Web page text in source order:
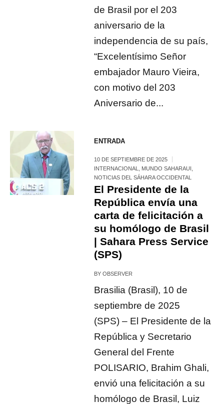
de Brasil por el 203
aniversario de la
independencia de su país,
“Excelentísimo Señor
embajador Mauro Vieira,
con motivo del 203
Aniversario de...
ENTRADA
10 DE SEPTIEMBRE DE 2025
INTERNACIONAL
MUNDO SAHARAUI
NOTICIAS DEL SÁHARA OCCIDENTAL
El Presidente de la
República envía una
carta de felicitación a
su homólogo de Brasil
| Sahara Press Service
(SPS)
BYOBSERVER
Brasilia (Brasil), 10 de
septiembre de 2025
(SPS) – El Presidente de la
República y Secretario
General del Frente
POLISARIO, Brahim Ghali,
envió una felicitación a su
homólogo de Brasil, Luiz